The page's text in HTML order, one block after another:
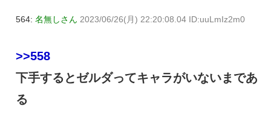
564: 名無しさん 2023/06/26(月) 22:20:08.04 ID:uuLmIz2m0
>>558
下手するとゼルダってキャラがいないまであ
る